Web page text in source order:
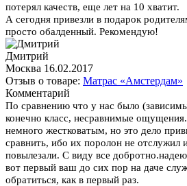
потерял качеств, еще лет на 10 хватит.
А сегодня привезли в подарок
просто обалденный. Рекомендую!
Дмитрий
Москва 16.02.2017
Отзыв о товаре: Матрас «Амстердам»
Комментарий
По сравнению что у нас было
конечно класс, несравнимые
немного жестковатым, но это дело
сравнить, ибо их поролон не отслужил
повылезали. С виду все
вот первый ваш до сих пор на даче
обратиться, как в первый раз.